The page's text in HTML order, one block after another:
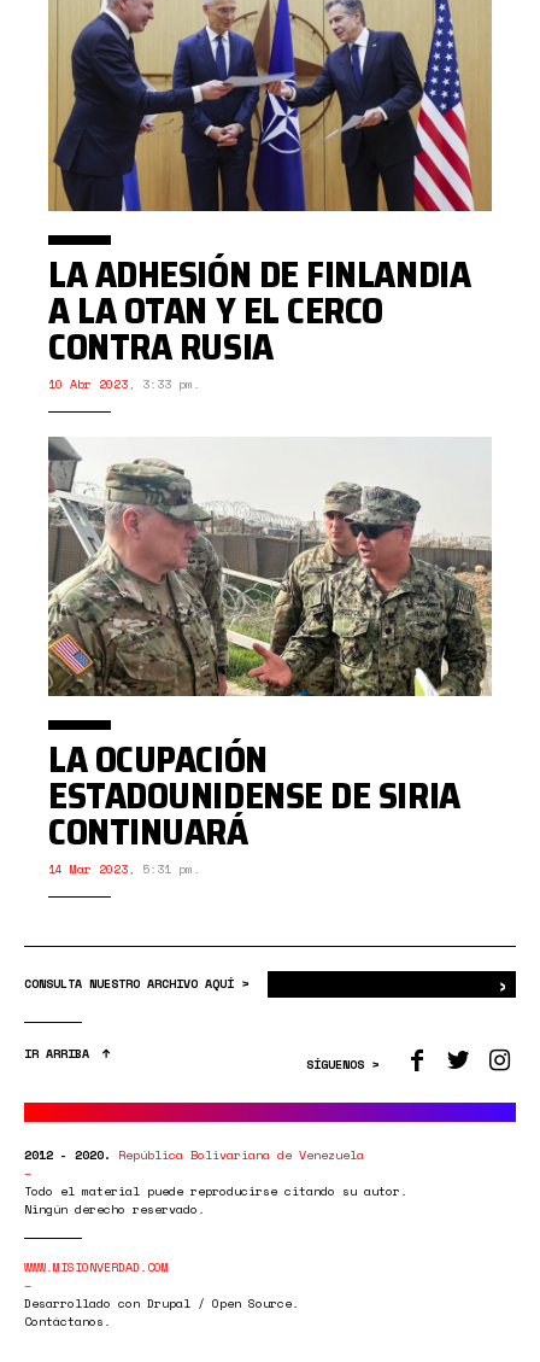
LA ADHESIÓN DE FINLANDIA
A LA OTAN Y EL CERCO
CONTRA RUSIA
10 Abr 2023, 3:33 pm.
LA OCUPACIÓN
ESTADOUNIDENSE DE SIRIA
CONTINUARÁ
14 Mar 2023, 5:31 pm.
CONSULTA NUESTRO ARCHIVO AQUÍ > ›
IR ARRIBA
SÍGUENOS >
2012 - 2020. República Bolivariana de Venezuela
Todo el material puede reproducirse citando su autor.
Ningún derecho reservado.
WWW.MISIONVERDAD.COM
Desarrollado con Drupal / Open Source.
Contáctanos.